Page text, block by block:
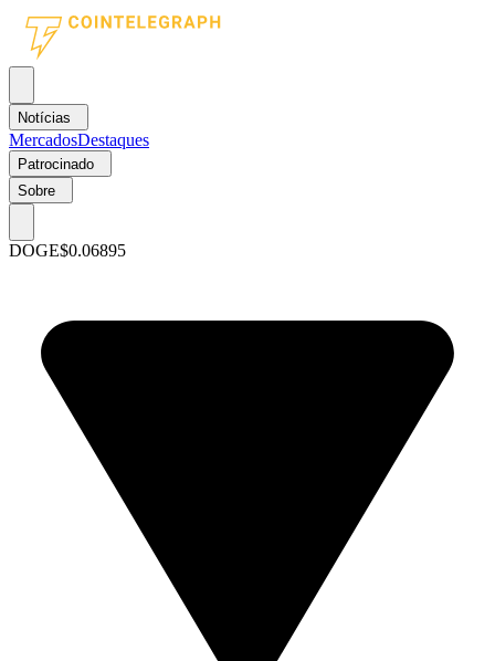
Notícias
MercadosDestaques
Patrocinado
Sobre
DOGE$0.06895